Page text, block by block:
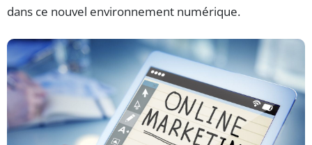
dans ce nouvel environnement numérique.